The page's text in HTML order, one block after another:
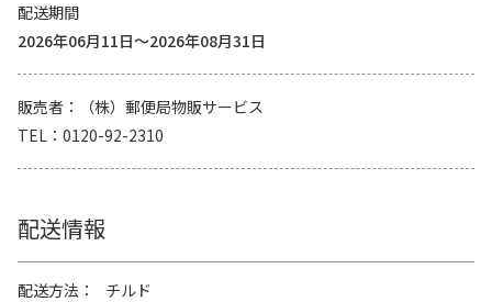
配送期間
2026年06月11日～2026年08月31日
販売者
（株）郵便局物販サービス
TEL
0120-92-2310
配送情報
配送方法
チルド